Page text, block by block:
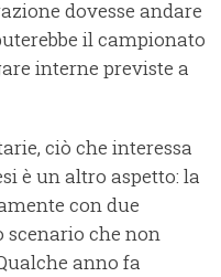
dovesse andare
il campionato
interne previste a
ciò che interessa
è un altro aspetto: la
con due
scenario che non
anno fa